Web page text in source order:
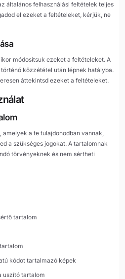
általános felhasználási feltételek teljes
el ezeket a feltételeket, kérjük, ne
módosítsuk ezeket a feltételeket. A
közzététel után lépnek hatályba.
áttekintsd ezeket a feltételeket.
a te tulajdonodban vannak,
a szükséges jogokat. A tartalomnak
törvényeknek és nem sértheti
tartalom
kódot tartalmazó képek
uszító tartalom